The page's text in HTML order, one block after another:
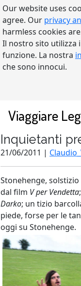
Our website uses
agree. Our privacy
harmless cookies
Il nostro sito utilizza
funzione. La nostra
che sono innocui.
Viaggiare
Inquietanti
21/06/2011 |
Stonehenge,
dal film V per Vendetta
Darko; un tizio
piede, forse per le
oggi su Stonehenge.